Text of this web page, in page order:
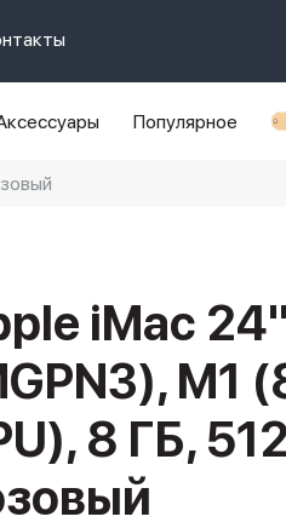
Популярное
iMac
M1
8 ГБ,